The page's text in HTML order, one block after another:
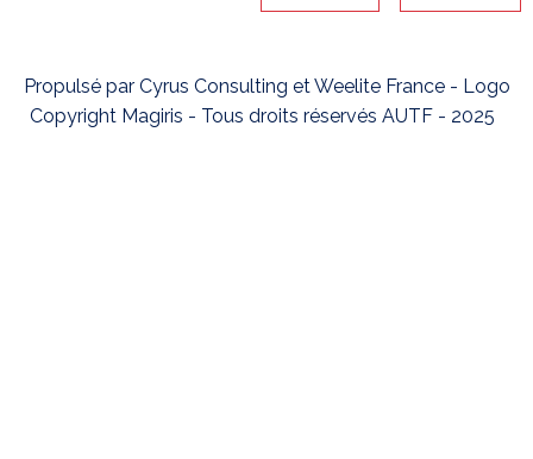
Propulsé par Cyrus Consulting etWeelite France- Logo
Copyright Magiris - Tous droits réservés AUTF - 2025